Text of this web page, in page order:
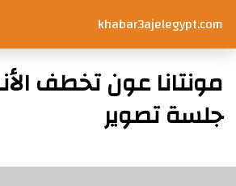
khabar3ajelegypt.com
مونتانا عون تخطف
جلسة تصوير